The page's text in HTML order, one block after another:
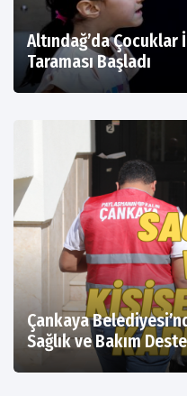
Altındağ’da Çocuklar
Taraması Başladı
Çankaya
Sağlık ve Bakım